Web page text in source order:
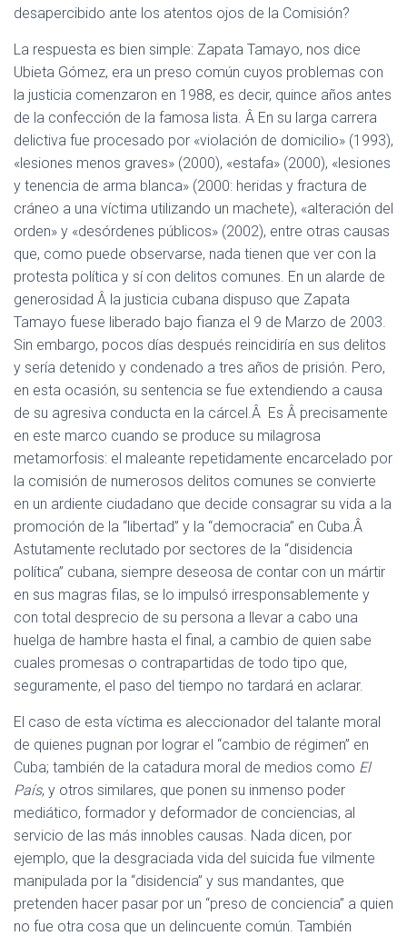
desapercibido ante los atentos ojos de la Comisión?
La respuesta es bien simple: Zapata Tamayo, nos dice
Ubieta Gómez, era un preso común cuyos problemas con
la justicia comenzaron en 1988, es decir, quince años antes
de la confección de la famosa lista. Â En su larga carrera
delictiva fue procesado por «violación de domicilio» (1993),
«lesiones menos graves» (2000), «estafa» (2000), «lesiones
y tenencia de arma blanca» (2000: heridas y fractura de
cráneo a una víctima utilizando un machete), «alteración del
orden» y «desórdenes públicos» (2002), entre otras causas
que, como puede observarse, nada tienen que ver con la
protesta política y sí con delitos comunes. En un alarde de
generosidad Â la justicia cubana dispuso que Zapata
Tamayo fuese liberado bajo fianza el 9 de Marzo de 2003.
Sin embargo, pocos días después reincidiría en sus delitos
y sería detenido y condenado a tres años de prisión. Pero,
en esta ocasión, su sentencia se fue extendiendo a causa
de su agresiva conducta en la cárcel.Â Es Â precisamente
en este marco cuando se produce su milagrosa
metamorfosis: el maleante repetidamente encarcelado por
la comisión de numerosos delitos comunes se convierte
en un ardiente ciudadano que decide consagrar su vida a la
promoción de la “libertad” y la “democracia” en Cuba.Â
Astutamente reclutado por sectores de la “disidencia
política” cubana, siempre deseosa de contar con un mártir
en sus magras filas, se lo impulsó irresponsablemente y
con total desprecio de su persona a llevar a cabo una
huelga de hambre hasta el final, a cambio de quien sabe
cuales promesas o contrapartidas de todo tipo que,
seguramente, el paso del tiempo no tardará en aclarar.
El caso de esta víctima es aleccionador del talante moral
de quienes pugnan por lograr el “cambio de régimen” en
Cuba; también de la catadura moral de medios como El
País, y otros similares, que ponen su inmenso poder
mediático, formador y deformador de conciencias, al
servicio de las más innobles causas. Nada dicen, por
ejemplo, que la desgraciada vida del suicida fue vilmente
manipulada por la “disidencia” y sus mandantes, que
pretenden hacer pasar por un “preso de conciencia” a quien
no fue otra cosa que un delincuente común. También